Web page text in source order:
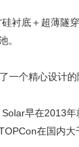
衬底＋超薄隧
。
一个精心设计的
早在2013
在国内大